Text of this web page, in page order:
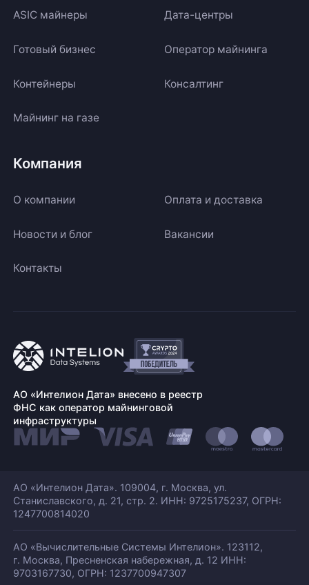
ASIC майнеры
Готовый бизнес
Контейнеры
Майнинг на газе
Дата-центры
Оператор майнинга
Консалтинг
Компания
О компании Оплата и доставка
Новости и блог Вакансии
Контакты
АО «Интелион Дата» внесено в реестр
ФНС как оператор майнинговой
инфраструктуры
АО «Интелион Дата». 109004, г. Москва, ул.
Станиславского, д. 21, стр. 2. ИНН: 9725175237, ОГРН:
1247700814020
АО «Вычислительные Системы Интелион». 123112,
г. Москва, Пресненская набережная, д. 12 ИНН:
9703167730, ОГРН: 1237700947307